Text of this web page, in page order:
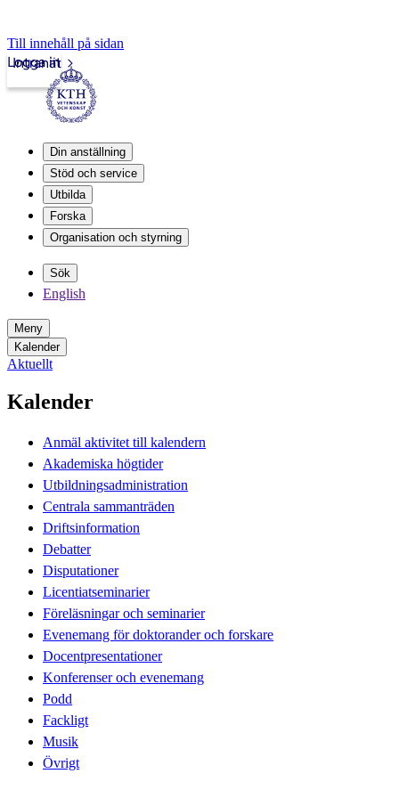
Till innehåll på sidan
Intranät
Logga in
Din anställning
Stöd och service
Utbilda
Forska
Organisation och styrning
Sök
English
Meny
Kalender
Aktuellt
Kalender
Anmäl aktivitet till kalendern
Akademiska högtider
Utbildningsadministration
Centrala sammanträden
Driftsinformation
Debatter
Disputationer
Licentiatseminarier
Föreläsningar och seminarier
Evenemang för doktorander och forskare
Docentpresentationer
Konferenser och evenemang
Podd
Fackligt
Musik
Övrigt